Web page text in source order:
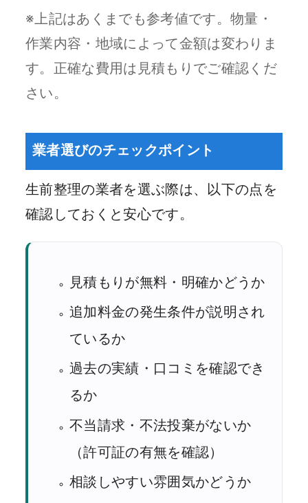
※上記はあくまでも参考値です。物量・
作業内容・地域によって金額は変わりま
す。正確な費用は見積もりでご確認くだ
さい。
業者選びのチェックポイント
生前整理の業者を選ぶ際は、以下の点を
確認しておくと安心です。
見積もりが無料・明確かどうか
追加料金の発生条件が説明され
ているか
過去の実績・口コミを確認でき
るか
不当請求・不法投棄がないか
（許可証の有無を確認）
相談しやすい雰囲気かどうか